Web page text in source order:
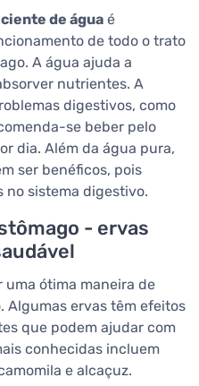
de água é
de todo o trato
A água ajuda a
nutrientes. A
digestivos, como
se beber pelo
dia. Além da água pura,
ser benéficos, pois
no sistema digestivo.
- ervas
uma ótima maneira de
Algumas ervas têm efeitos
que podem ajudar com
conhecidas incluem
e alcaçuz.